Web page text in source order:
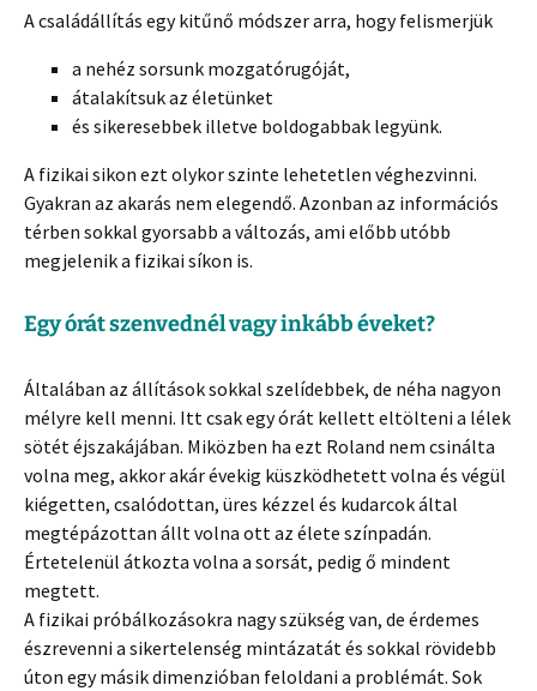
A családállítás egy kitűnő módszer arra, hogy felismerjük
a nehéz sorsunk mozgatórugóját,
átalakítsuk az életünket
és sikeresebbek illetve boldogabbak legyünk.
A fizikai sikon ezt olykor szinte lehetetlen véghezvinni.
Gyakran az akarás nem elegendő. Azonban az információs
térben sokkal gyorsabb a változás, ami előbb utóbb
megjelenik a fizikai síkon is.
Egy órát szenvednél vagy inkább éveket?
Általában az állítások sokkal szelídebbek, de néha nagyon
mélyre kell menni. Itt csak egy órát kellett eltölteni a lélek
sötét éjszakájában. Miközben ha ezt Roland nem csinálta
volna meg, akkor akár évekig küszködhetett volna és végül
kiégetten, csalódottan, üres kézzel és kudarcok által
megtépázottan állt volna ott az élete színpadán.
Értetelenül átkozta volna a sorsát, pedig ő mindent
megtett.
A fizikai próbálkozásokra nagy szükség van, de érdemes
észrevenni a sikertelenség mintázatát és sokkal rövidebb
úton egy másik dimenzióban feloldani a problémát. Sok